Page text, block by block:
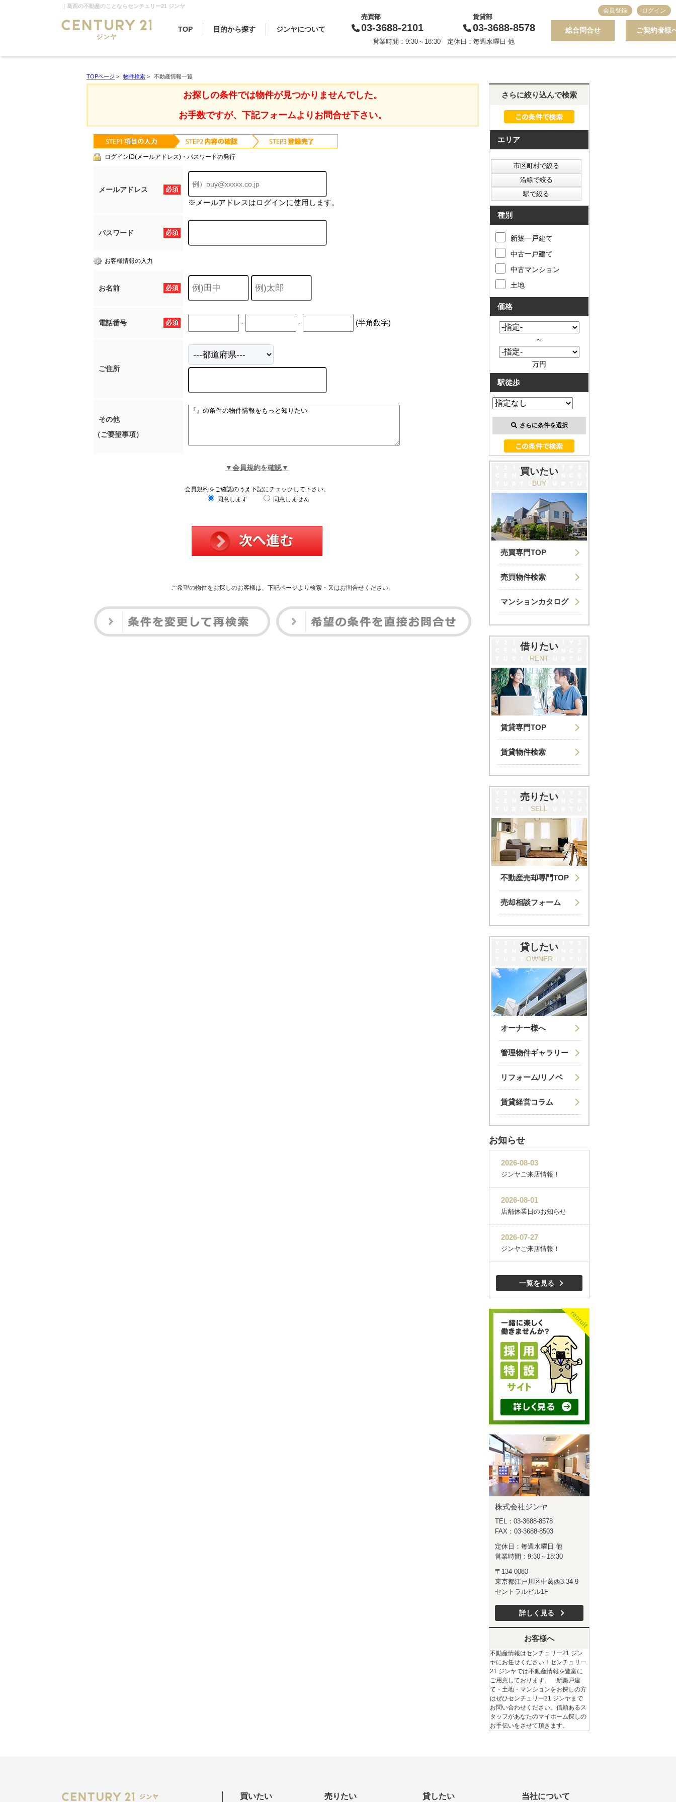
｜葛西の不動産のことならセンチュリー21 ジンヤ
TOP 目的から探す ジンヤについて
売買部
03-3688-2101
賃貸部
03-3688-8578
営業時間：9:30～18:30 定休日：毎週水曜日 他
総合問合せ ご契約者様
会員登録 ログイン
TOPページ > 物件検索 > 不動産情報一覧
お探しの条件では物件が見つかりませんでした。
お手数ですが、下記フォームよりお問合せ下さい。
ログインID(メールアドレス)・パスワードの発行
必須
メールアドレス
※メールアドレスはログインに使用します。
必須
パスワード
お客様情報の入力
必須
お名前
必須
電話番号 - - (半角数字)
ご住所
その他
（ご要望事項）
▼会員規約を確認▼
会員規約をご確認のうえ下記にチェックして下さい。
同意します
同意しません
ご希望の物件をお探しのお客様は、下記ページより検索・又はお問合せください。
さらに絞り込んで検索
エリア
種別
新築一戸建て
中古一戸建て
中古マンション
土地
価格
～
万円
駅徒歩
さらに条件を選択
買いたい
BUY
売買専門TOP
売買物件検索
マンションカタログ
借りたい
RENT
賃貸専門TOP
賃貸物件検索
売りたい
SELL
不動産売却専門TOP
売却相談フォーム
貸したい
OWNER
オーナー様へ
管理物件ギャラリー
リフォーム/リノベ
賃貸経営コラム
お知らせ
一覧を見る
株式会社ジンヤ
TEL：03-3688-8578
FAX：03-3688-8503
定休日：毎週水曜日 他
営業時間：9:30～18:30
〒134-0083
東京都江戸川区中葛西3-34-9
セントラルビル1F
詳しく見る
お客様へ
不動産情報はセンチュリー21 ジン
ヤにお任せください！センチュリー
21 ジンヤでは不動産情報を豊富に
ご用意しております。 新築戸建
て・土地・マンションをお探しの方
はぜひセンチュリー21 ジンヤまで
お問い合わせください。信頼あるス
タッフがあなたのマイホーム探しの
お手伝いをさせて頂きます。
買いたい 売りたい 貸したい 当社について